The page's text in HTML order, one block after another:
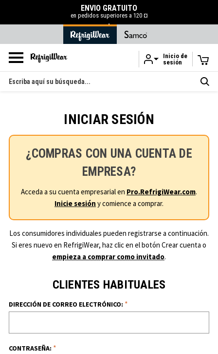
Ir al contenido principal
ENVÍO GRATUITO
en pedidos superiores a 120 ¤
.
Inicio de
sesión
Buscar
en
INICIAR SESIÓN
¿COMPRAS CON UNA CUENTA DE
EMPRESA?
Acceda a su cuenta empresarial en Pro.RefrigiWear.com.
Inicie sesión y comience a comprar.
Los consumidores individuales pueden registrarse a continuación.
Si eres nuevo en RefrigiWear, haz clic en el botón Crear cuenta o
empieza a comprar como invitado.
CLIENTES HABITUALES
DIRECCIÓN DE CORREO ELECTRÓNICO: *
CONTRASEÑA: *